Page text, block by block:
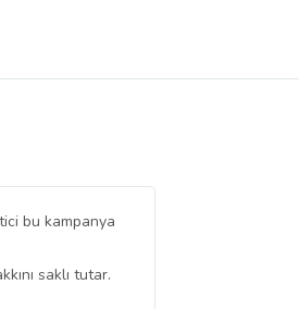
bu kampanya
saklı tutar.